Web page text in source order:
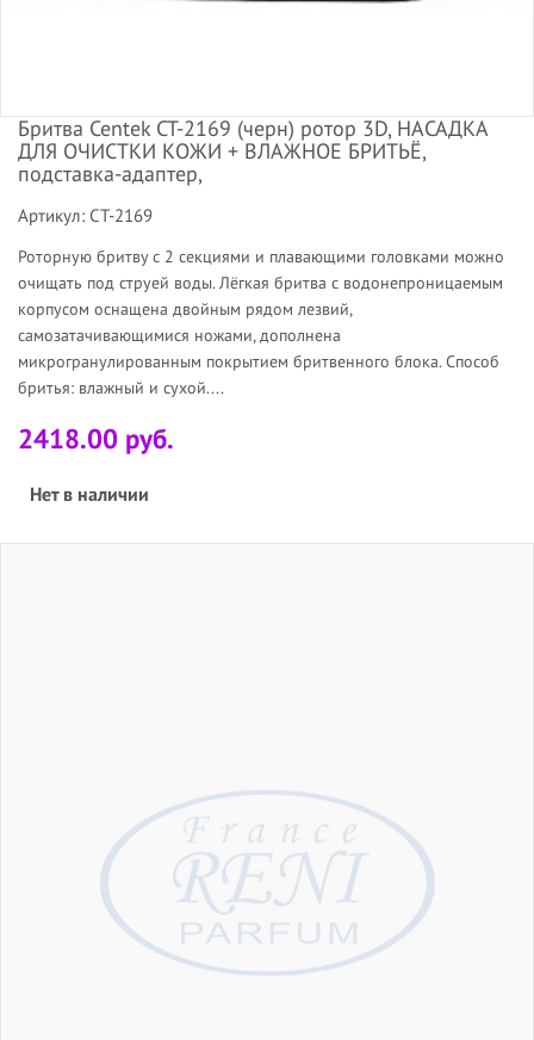
Бритва Centek CT-2169 (черн) ротор 3D, НАСАДКА
ДЛЯ ОЧИСТКИ КОЖИ + ВЛАЖНОЕ БРИТЬЁ,
подставка-адаптер,
Артикул: CT-2169
Роторную бритву с 2 секциями и плавающими головками можно
очищать под струей воды. Лёгкая бритва с водонепроницаемым
корпусом оснащена двойным рядом лезвий,
самозатачивающимися ножами, дополнена
микрогранулированным покрытием бритвенного блока. Способ
бритья: влажный и сухой....
2418.00 руб.
Нет в наличии